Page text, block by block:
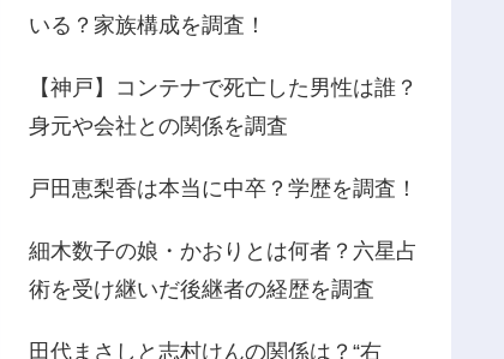
いる？家族構成を調査！
【神戸】コンテナで死亡した男性は誰？
身元や会社との関係を調査
戸田恵梨香は本当に中卒？学歴を調査！
細木数子の娘・かおりとは何者？六星占
術を受け継いだ後継者の経歴を調査
田代まさしと志村けんの関係は？“右